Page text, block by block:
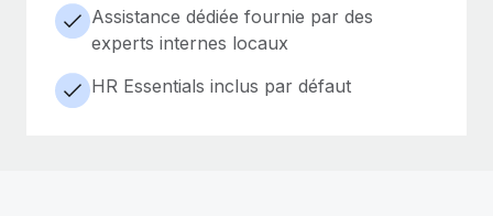
Assistance dédiée fournie par des
experts internes locaux
HR Essentials inclus par défaut